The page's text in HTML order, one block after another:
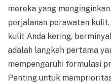
mereka yang
perjalanan perawatan
kulit Anda kering,
adalah langkah pertama
mempengaruhi formulasi
Penting untuk